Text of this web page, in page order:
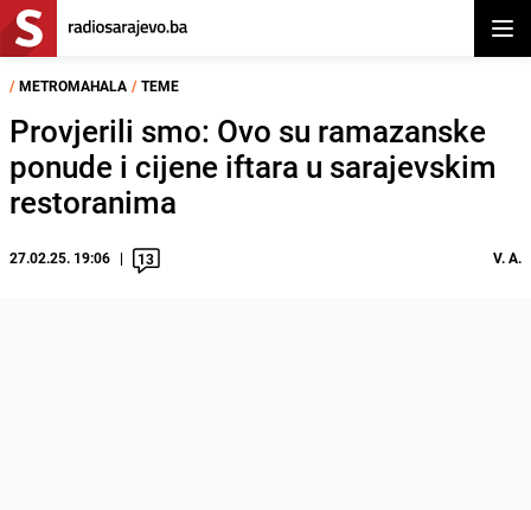
/ METROMAHALA / TEME
Provjerili smo: Ovo su ramazanske
ponude i cijene iftara u sarajevskim
restoranima
27.02.25. 19:06 13 V. A.